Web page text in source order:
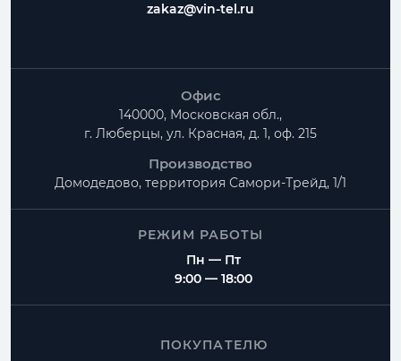
Можно ли изготовить нестандартные размеры?
области?
zakaz@vin-tel.ru
Офис
140000, Московская обл.,
г. Люберцы, ул. Красная, д. 1, оф. 215
Производство
Домодедово, территория Самори-Трейд, 1/1
РЕЖИМ РАБОТЫ
Пн — Пт
9:00 — 18:00
ПОКУПАТЕЛЮ